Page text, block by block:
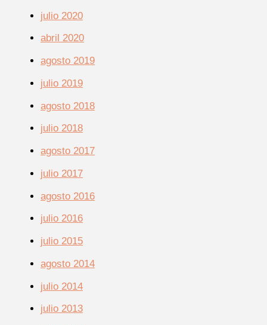
julio 2020
abril 2020
agosto 2019
julio 2019
agosto 2018
julio 2018
agosto 2017
julio 2017
agosto 2016
julio 2016
julio 2015
agosto 2014
julio 2014
julio 2013